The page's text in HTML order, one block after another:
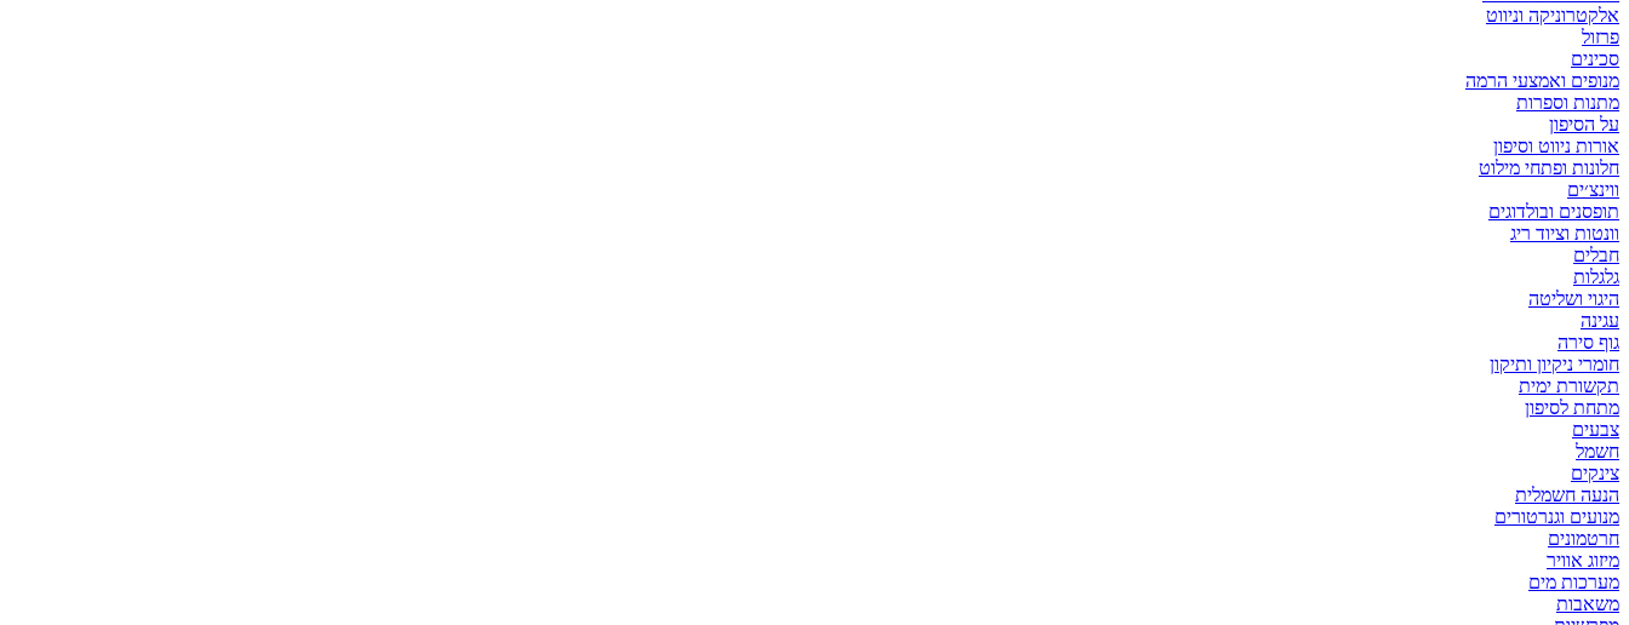
אלקטרוניקה וניווט
פרזול
סכינים
מנופים ואמצעי הרמה
מתנות וספרות
על הסיפון
אורות ניווט וסיפון
חלונות ופתחי מילוט
ווינצ׳ים
תופסנים ובולדוגים
וונטות וציוד ריג
חבלים
גלגלות
היגוי ושליטה
עגינה
גוף סירה
חומרי ניקיון ותיקון
תקשורת ימית
מתחת לסיפון
צבעים
חשמל
צינקים
הנעה חשמלית
מנועים וגנרטורים
חרטמונים
מיזוג אוויר
מערכות מים
משאבות